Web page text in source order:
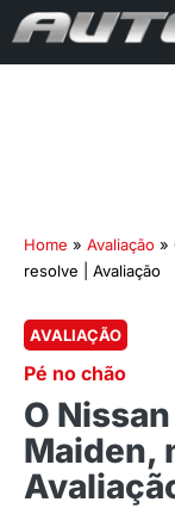
Home » Avaliação »
resolve | Avaliação
AVALIAÇÃO
Pé no chão
O
Maiden,